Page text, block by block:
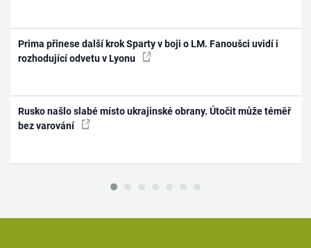
Prima přinese další krok Sparty v boji o LM. Fanoušci uvidí i
rozhodující odvetu v Lyonu
Rusko našlo slabé místo ukrajinské obrany. Útočit může téměř
bez varování